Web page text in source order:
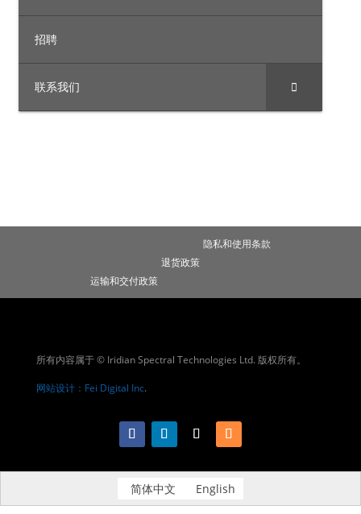
招聘
联系我们
隐私和使用条款
退货政策
运输和交付政策
所有内容属于 © Iridian Spectral Technologies Ltd. 版权所有。
网站设计：Fei Digital Inc.
简体中文 English